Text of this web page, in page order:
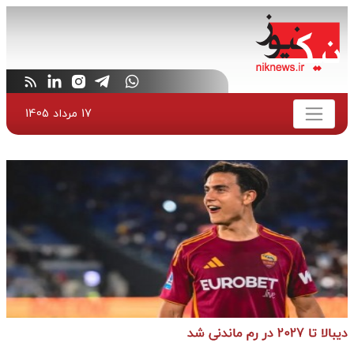
17 مرداد 1405
دیبالا تا 2027 در رم ماندنی شد